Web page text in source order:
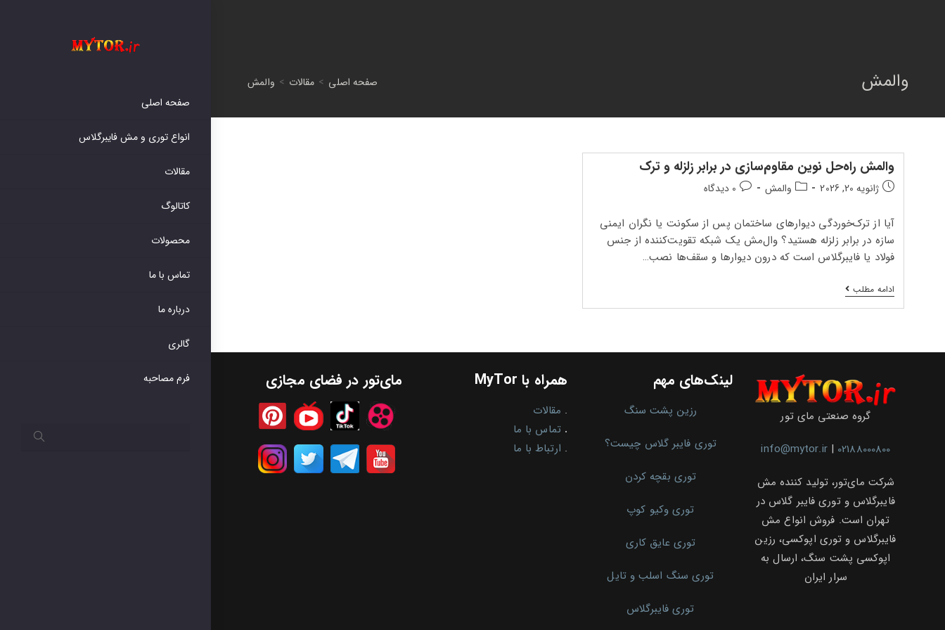
صفحه اصلی
انواع توری و مش فایبرگلاس
مقالات
کاتالوگ
محصولات
تماس با ما
درباره ما
گالری
فرم مصاحبه
والمش صفحه اصلی > مقالات > والمش
والمش راه‌حل نوین مقاوم‌سازی در برابر زلزله و ترک
تاریخ
پست:
ژانویه 20, 2026
دسته‌بندی
والمش
دیدگاه‌های
0 دیدگاه
آیا از ترک‌خوردگی دیوارهای ساختمان پس از سکونت یا نگران ایمنی
سازه در برابر زلزله هستید؟ وال‌مش یک شبکه تقویت‌کننده از جنس
فولاد یا فایبرگلاس است که درون دیوارها و سقف‌ها نصب…
ادامه مطلبوالمش
راه‌حل
نوین
زلزله
ترک
گروه صنعتی مای تور
info@mytor.ir| 02188000800
شرکت مای‌تور، تولید کننده مش
فایبرگلاس و توری فایبر گلاس در
تهران است. فروش انواع مش
فایبرگلاس و توری اپوکسی، رزین
اپوکسی پشت سنگ، ارسال به
سرار ایران
لینک‌های مهم
رزین پشت سنگ
توری فایبر گلاس چیست؟
توری بقچه کردن
توری وکیو کوپ
توری عایق کاری
توری سنگ اسلب و تایل
توری فایبرگلاس
همراه با MyTor
. مقالات
.تماس با ما
. ارتباط با ما
مای‌تور در فضای مجازی